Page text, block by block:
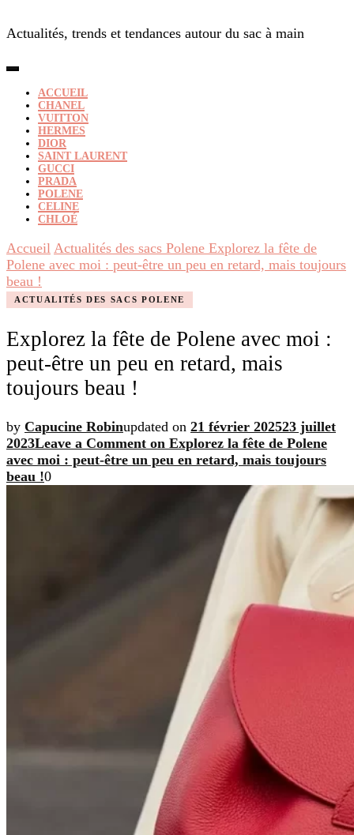
Actualités, trends et tendances autour du sac à main
ACCUEIL
CHANEL
VUITTON
HERMES
DIOR
SAINT LAURENT
GUCCI
PRADA
POLENE
CELINE
CHLOÉ
Accueil Actualités des sacs Polene Explorez la fête de
Polene avec moi : peut-être un peu en retard, mais toujours
beau !
ACTUALITÉS DES SACS POLENE
Explorez la fête de Polene avec moi :
peut-être un peu en retard, mais
toujours beau !
by Capucine Robinupdated on 21 février 202523 juillet
2023Leave a Comment on Explorez la fête de Polene
avec moi : peut-être un peu en retard, mais toujours
beau !0